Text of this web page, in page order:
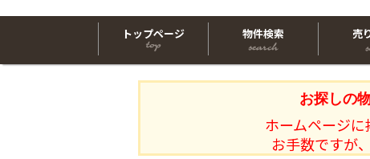
トップページ 物件検索 売
お探しの
ホームページに
お手数ですが